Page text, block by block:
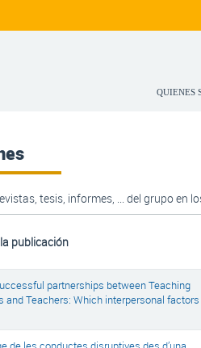
QUIENES
tesis, informes, ... del grupo en
publicación
partnerships between Teaching
and Teachers: Which interpersonal factors